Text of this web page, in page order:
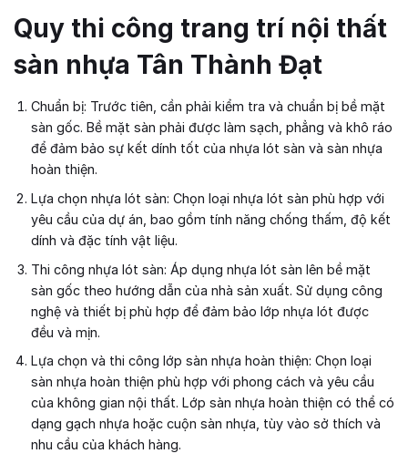
Quy thi công trang trí nội thất
sàn nhựa Tân Thành Đạt
Chuẩn bị: Trước tiên, cần phải kiểm tra và chuẩn bị bề mặt
sàn gốc. Bề mặt sàn phải được làm sạch, phẳng và khô ráo
để đảm bảo sự kết dính tốt của nhựa lót sàn và sàn nhựa
hoàn thiện.
Lựa chọn nhựa lót sàn: Chọn loại nhựa lót sàn phù hợp với
yêu cầu của dự án, bao gồm tính năng chống thấm, độ kết
dính và đặc tính vật liệu.
Thi công nhựa lót sàn: Áp dụng nhựa lót sàn lên bề mặt
sàn gốc theo hướng dẫn của nhà sản xuất. Sử dụng công
nghệ và thiết bị phù hợp để đảm bảo lớp nhựa lót được
đều và mịn.
Lựa chọn và thi công lớp sàn nhựa hoàn thiện: Chọn loại
sàn nhựa hoàn thiện phù hợp với phong cách và yêu cầu
của không gian nội thất. Lớp sàn nhựa hoàn thiện có thể có
dạng gạch nhựa hoặc cuộn sàn nhựa, tùy vào sở thích và
nhu cầu của khách hàng.